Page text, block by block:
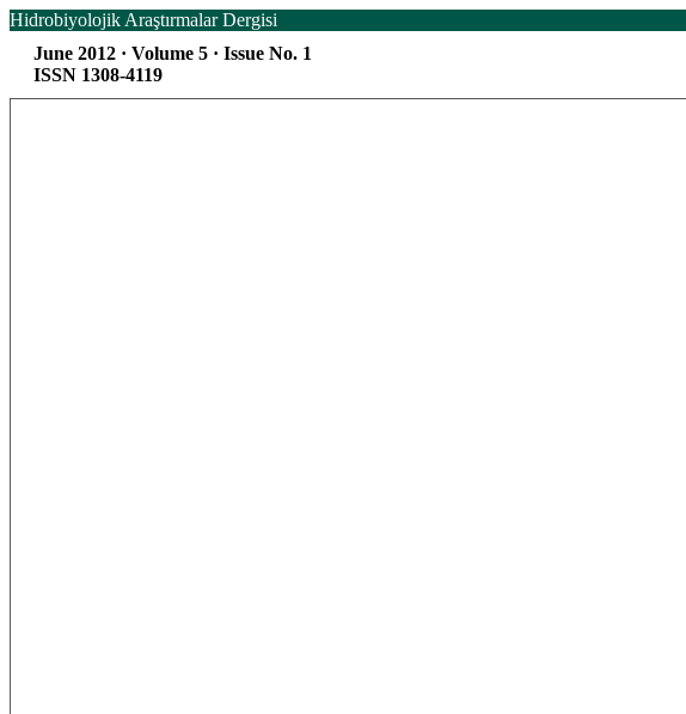
Hidrobiyolojik Araştırmalar Dergisi
June 2012 · Volume 5 · Issue No. 1
ISSN 1308-4119